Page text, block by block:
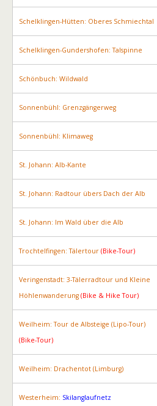
Schelklingen-Hütten: Oberes Schmiechtal
Schelklingen-Gundershofen: Talspinne
Schönbuch: Wildwald
Sonnenbühl: Grenzgängerweg
Sonnenbühl: Klimaweg
St. Johann: Alb-Kante
St. Johann: Radtour übers Dach der Alb
St. Johann: Im Wald über die Alb
Trochtelfingen: Tälertour (Bike-Tour)
Veringenstadt: 3-Tälerradtour und Kleine
Höhlenwanderung (Bike & Hike Tour)
Weilheim: Tour de Albsteige (Lipo-Tour)
(Bike-Tour)
Weilheim: Drachentot (Limburg)
Westerheim: Skilanglaufnetz